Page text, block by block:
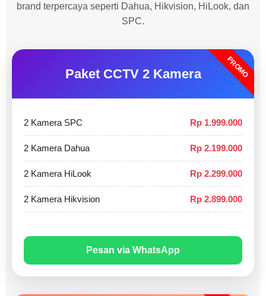
brand terpercaya seperti Dahua, Hikvision, HiLook, dan
SPC.
PROMO
Paket CCTV 2 Kamera
2 Kamera SPC Rp 1.999.000
2 Kamera Dahua Rp 2.199.000
2 Kamera HiLook Rp 2.299.000
2 Kamera Hikvision Rp 2.899.000
Pesan via WhatsApp